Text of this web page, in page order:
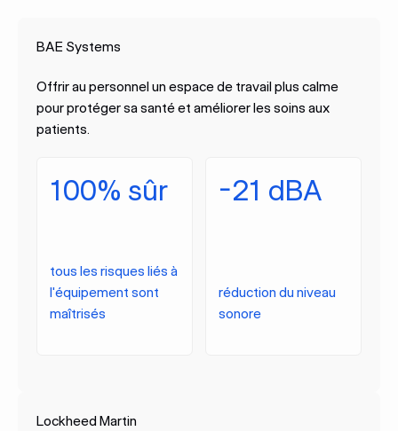
BAE Systems
Offrir au personnel un espace de travail plus calme
pour protéger sa santé et améliorer les soins aux
patients.
100% sûr
tous les risques liés à
l'équipement sont
maîtrisés
-21 dBA
réduction du niveau
sonore
Lockheed Martin